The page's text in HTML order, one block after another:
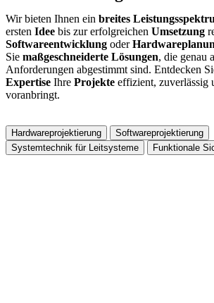
Wir bieten Ihnen ein breites
ersten Idee bis zur erfolgreichen Umsetzung
Softwareentwicklung oder
Sie maßgeschneiderte Lösungen, die genau
Anforderungen abgestimmt sind. Entdecken
Expertise Ihre Projekte effizient, zuverlässig
voranbringt.
Hardwareprojektierung
Softwareprojektierung
Systemtechnik für Leitsysteme
Funktionale